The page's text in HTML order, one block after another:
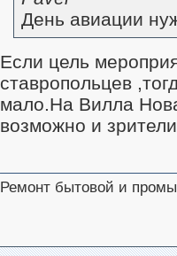
День авиации
Если цель
ставропольцев
мало.На Вилла
возможно и
Ремонт бытовой и